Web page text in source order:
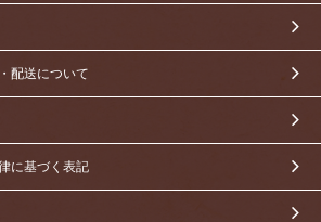
配送について
に基づく表記